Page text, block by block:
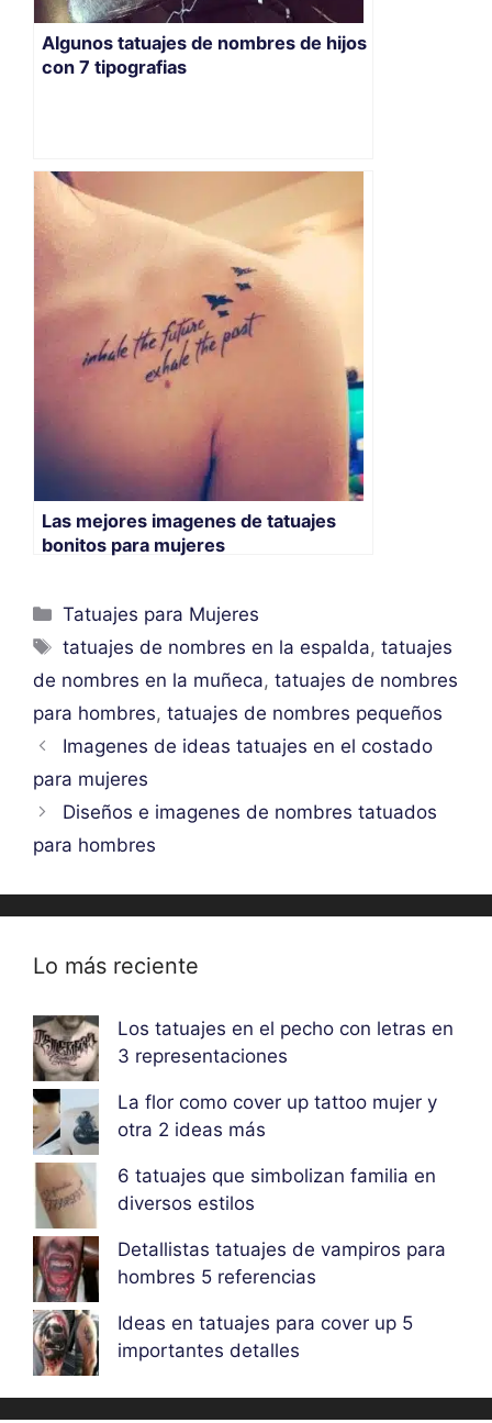
Algunos tatuajes de nombres de hijos
con 7 tipografias
Las mejores imagenes de tatuajes
bonitos para mujeres
Categorías
Tatuajes para Mujeres
Etiquetas
tatuajes de nombres en la espalda,tatuajes
de nombres en la muñeca, tatuajes de nombres
para hombres, tatuajes de nombres pequeños
Imagenes de ideas tatuajes en el costado
para mujeres
Diseños e imagenes de nombres tatuados
para hombres
Lo más reciente
Los tatuajes en el pecho con letras en
3 representaciones
La flor como cover up tattoo mujer y
otra 2 ideas más
6 tatuajes que simbolizan familia en
diversos estilos
Detallistas tatuajes de vampiros para
hombres 5 referencias
Ideas en tatuajes para cover up 5
importantes detalles